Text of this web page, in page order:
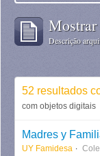
Mostrar
Descrição
52 resultados
com objetos digitais
UY Famidesa